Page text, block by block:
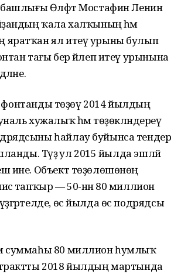
башлығы Өлфәт Мостафин Ленин
ҡала халҡының һәм
яратҡан ял итеү урыны булып
тағы бер йәлеп итеү урынына
фонтанды төҙөү 2014 йылдың
хужалыҡ һәм төҙөкләндереү
һайлау буйынса тендер
Тәүҙә ул 2015 йылда эшләй
ине. Объект төҙөлөшөнөң
тапҡыр — 50-нән 80 миллион
өс йылда өс подрядсы
суммаһы 80 миллион һумлыҡ
2018 йылдың мартында